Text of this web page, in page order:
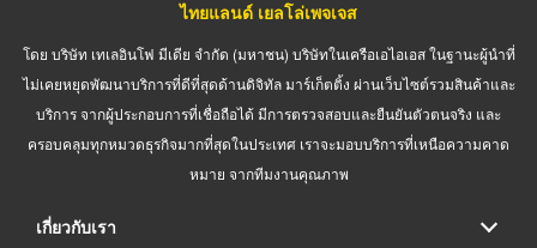
ไทยแลนด์ เยลโล่เพจเจส
โดย บริษัท เทเลอินโฟ มีเดีย จำกัด (มหาชน) บริษัทในเครือเอไอเอส ในฐานะผู้นำที่
ไม่เคยหยุดพัฒนาบริการที่ดีที่สุดด้านดิจิทัล มาร์เก็ตติ้ง ผ่านเว็บไซต์รวมสินค้าและ
บริการ จากผู้ประกอบการที่เชื่อถือได้ มีการตรวจสอบและยืนยันตัวตนจริง และ
ครอบคลุมทุกหมวดธุรกิจมากที่สุดในประเทศ เราจะมอบบริการที่เหนือความคาด
หมาย จากทีมงานคุณภาพ
เกี่ยวกับเรา